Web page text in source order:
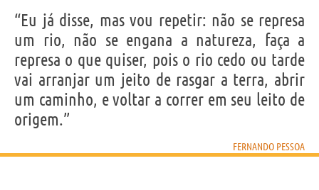
“Eu já disse, mas vou repetir: não se represa
um rio, não se engana a natureza, faça a
represa o que quiser, pois o rio cedo ou tarde
vai arranjar um jeito de rasgar a terra, abrir
um caminho, e voltar a correr em seu leito de
origem.”
FERNANDO PESSOA